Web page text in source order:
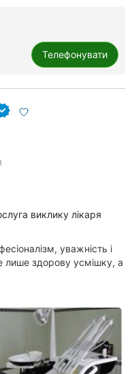
Телефонувати
виклику лікаря
уважність і
лише здорову усмішку, а